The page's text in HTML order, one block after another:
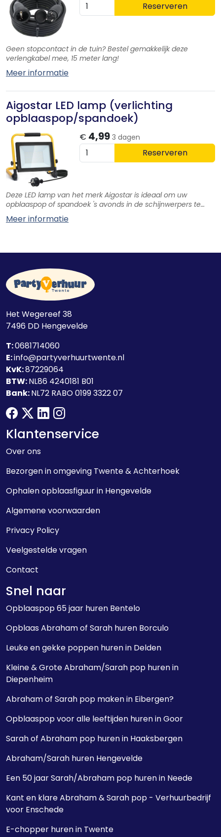
Reserveren
Geen stopcontact in de tuin? Bestel gemakkelijk deze
verlengkabel mee, 15 meter lang!
Meer informatie
Aigostar LED lamp (verlichting
opblaaspop/spandoek)
€ 4,99 3 dagen
Reserveren
Deze LED lamp van het merk Aigostar is ideaal om uw
opblaaspop of spandoek 's avonds in de schijnwerpers te
zetten.
Meer informatie
Klantenservice
Over ons
Bezorgen in omgeving Twente & Achterhoek
Ophalen opblaasfiguur in Hengevelde
Algemene voorwaarden
Privacy Policy
Veelgestelde vragen
Contact
Snel naar
Opblaaspop 65 jaar huren Bentelo
Opblaas Abraham of Sarah huren Borculo
Leuke en gekke poppen huren in Delden
Kleine & Grote Abraham/Sarah pop huren in
Diepenheim
Abraham of Sarah pop maken in Eibergen?
Opblaaspop voor alle leeftijden huren in Goor
Sarah of Abraham pop huren in Haaksbergen
Abraham/Sarah huren Hengevelde
Een 50 jaar Sarah/Abraham pop huren in Neede
Kant en klare Abraham & Sarah pop - Verhuurbedrijf
voor Enschede
E-chopper huren in Twente
Het Wegereef 38
7496 DD Hengevelde
T:0681714060
E:info@partyverhuurtwente.nl
KvK:87229064
BTW:NL86 4240181 B01
Bank:NL72 RABO 0199 3322 07
facebook
twitterlinkedininstagram